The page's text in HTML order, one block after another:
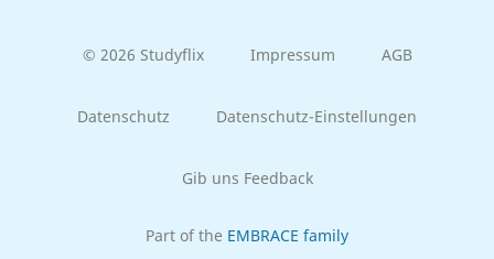
© 2026 Studyflix Impressum AGB
Datenschutz Datenschutz-Einstellungen
Gib uns Feedback
Part of the EMBRACE family